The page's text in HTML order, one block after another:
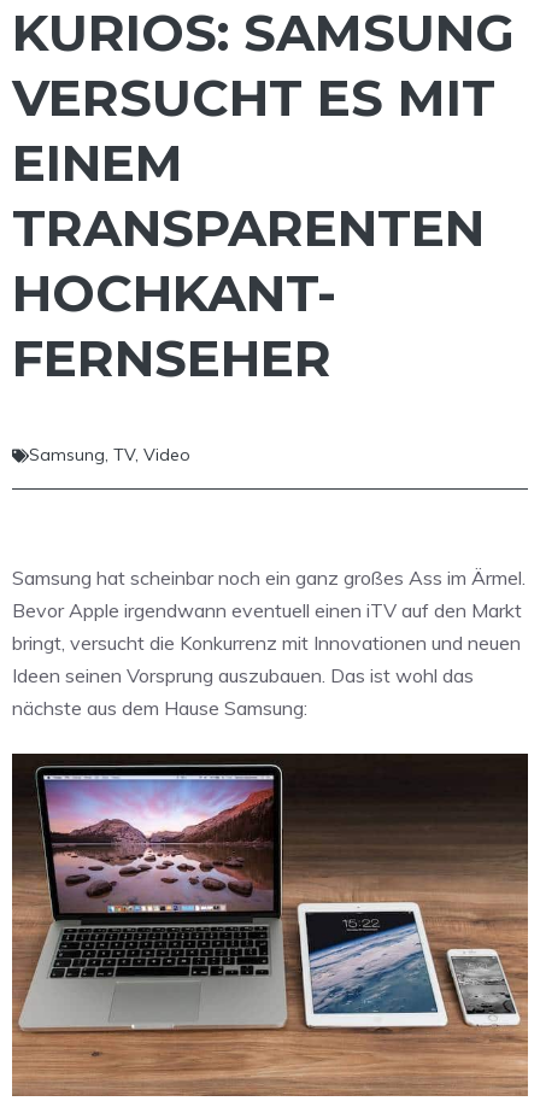
KURIOS: SAMSUNG
VERSUCHT ES MIT
EINEM
TRANSPARENTEN
HOCHKANT-
FERNSEHER
Samsung, TV, Video
Samsung hat scheinbar noch ein ganz großes Ass im Ärmel.
Bevor Apple irgendwann eventuell einen iTV auf den Markt
bringt, versucht die Konkurrenz mit Innovationen und neuen
Ideen seinen Vorsprung auszubauen. Das ist wohl das
nächste aus dem Hause Samsung: